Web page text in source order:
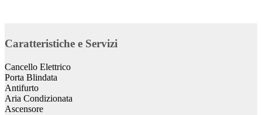
Caratteristiche e Servizi
Cancello Elettrico
Porta Blindata
Antifurto
Aria Condizionata
Ascensore